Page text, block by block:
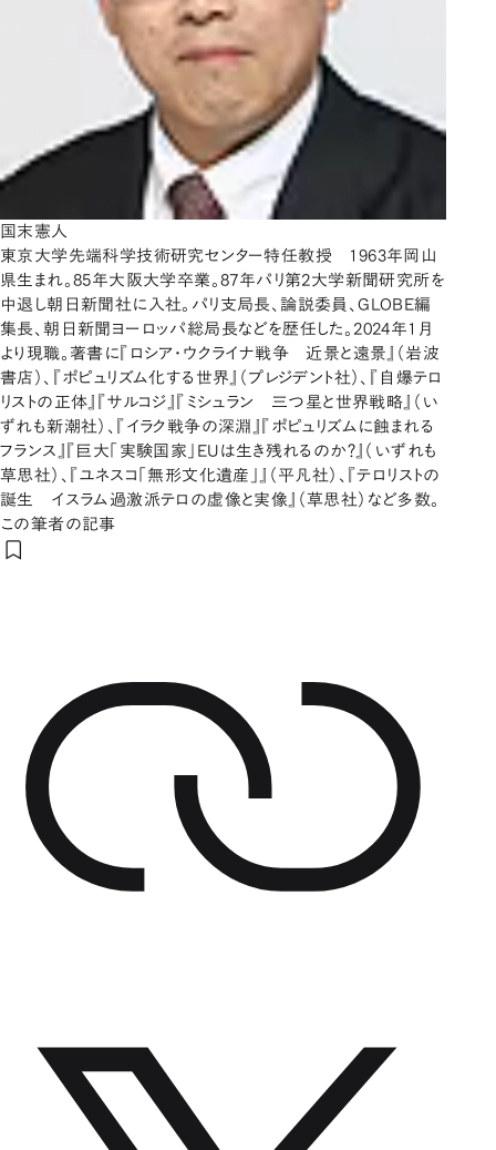
国末憲人
東京大学先端科学技術研究センター特任教授 1963年岡山
県生まれ。85年大阪大学卒業。87年パリ第2大学新聞研究所を
中退し朝日新聞社に入社。パリ支局長、論説委員、GLOBE編
集長、朝日新聞ヨーロッパ総局長などを歴任した。2024年1月
より現職。著書に『ロシア・ウクライナ戦争 近景と遠景』（岩波
書店）、『ポピュリズム化する世界』（プレジデント社）、『自爆テロ
リストの正体』『サルコジ』『ミシュラン 三つ星と世界戦略』（い
ずれも新潮社）、『イラク戦争の深淵』『ポピュリズムに蝕まれる
フランス』『巨大「実験国家」EUは生き残れるのか？』（いずれも
草思社）、『ユネスコ「無形文化遺産」』（平凡社）、『テロリストの
誕生 イスラム過激派テロの虚像と実像』（草思社）など多数。
この筆者の記事